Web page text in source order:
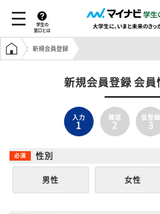
学生の
窓口とは
学生の窓口トップ
新規会員登録
新規会員登録 会員
入力
1
確認
2
仮登録
3
性別
男性 女性